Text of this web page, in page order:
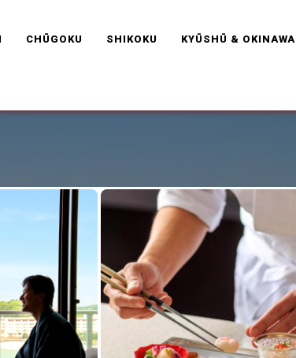
CHŪGOKU SHIKOKU KYŪSHŪ & OKINAWA